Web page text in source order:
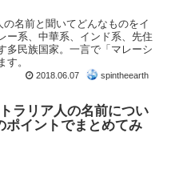
名前と聞いてどんなものをイ
ー系、中華系、インド系、先住
多民族国家。一言で「マレーシ
。
2018.06.07 spintheearth
ラリア人の名前につい
ポイントでまとめてみ